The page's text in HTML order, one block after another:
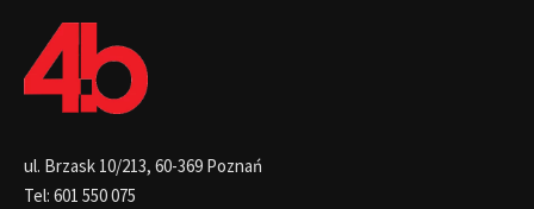
ul. Brzask 10/213, 60-369 Poznań
Tel: 601 550 075